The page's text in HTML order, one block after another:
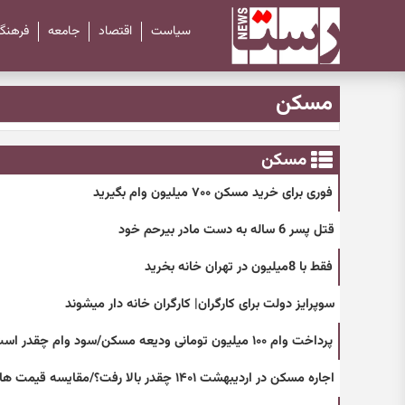
سیاست اقتصاد جامعه
مسکن
مسکن
فوری برای خرید مسکن ۷۰۰ میلیون وام بگیرید
قتل پسر 6 ساله به دست مادر بیرحم خود
فقط با 8میلیون در تهران خانه بخرید
سوپرایز دولت برای کارگران| کارگران خانه دار میشوند
پرداخت وام ۱۰۰ میلیون تومانی ودیعه مسکن/سود وام چقدر است؟
اجاره مسکن در اردیبهشت ۱۴۰۱ چقدر بالا رفت؟/مقایسه قیمت ها با فروردین